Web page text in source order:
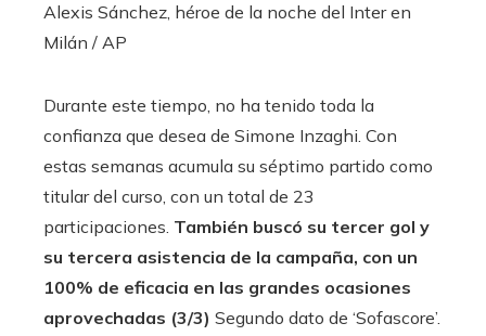
Alexis Sánchez, héroe de la noche del Inter en
Milán / AP
Durante este tiempo, no ha tenido toda la
confianza que desea de Simone Inzaghi. Con
estas semanas acumula su séptimo partido como
titular del curso, con un total de 23
participaciones. También buscó su tercer gol y
su tercera asistencia de la campaña, con un
100% de eficacia en las grandes ocasiones
aprovechadas (3/3) Segundo dato de ‘Sofascore’.